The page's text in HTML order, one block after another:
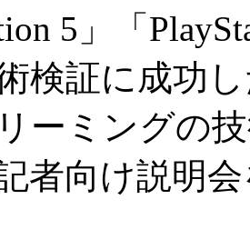
5」「
検証に成功
ーミングの
者向け説明